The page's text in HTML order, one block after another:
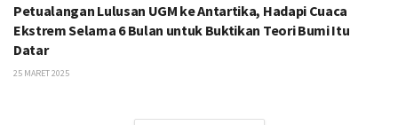
Petualangan Lulusan UGM ke Antartika, Hadapi Cuaca
Ekstrem Selama 6 Bulan untuk Buktikan Teori Bumi Itu
Datar
25 MARET 2025